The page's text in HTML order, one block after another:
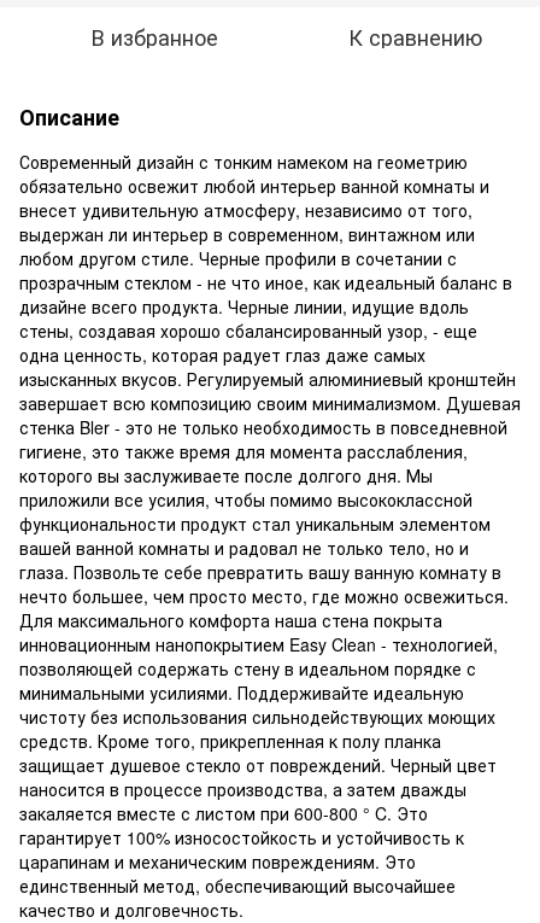
В избранное К сравнению
Описание
Современный дизайн с тонким намеком на геометрию
обязательно освежит любой интерьер ванной комнаты и
внесет удивительную атмосферу, независимо от того,
выдержан ли интерьер в современном, винтажном или
любом другом стиле. Черные профили в сочетании с
прозрачным стеклом - не что иное, как идеальный баланс в
дизайне всего продукта. Черные линии, идущие вдоль
стены, создавая хорошо сбалансированный узор, - еще
одна ценность, которая радует глаз даже самых
изысканных вкусов. Регулируемый алюминиевый кронштейн
завершает всю композицию своим минимализмом. Душевая
стенка Bler - это не только необходимость в повседневной
гигиене, это также время для момента расслабления,
которого вы заслуживаете после долгого дня. Мы
приложили все усилия, чтобы помимо высококлассной
функциональности продукт стал уникальным элементом
вашей ванной комнаты и радовал не только тело, но и
глаза. Позвольте себе превратить вашу ванную комнату в
нечто большее, чем просто место, где можно освежиться.
Для максимального комфорта наша стена покрыта
инновационным нанопокрытием Easy Clean - технологией,
позволяющей содержать стену в идеальном порядке с
минимальными усилиями. Поддерживайте идеальную
чистоту без использования сильнодействующих моющих
средств. Кроме того, прикрепленная к полу планка
защищает душевое стекло от повреждений. Черный цвет
наносится в процессе производства, а затем дважды
закаляется вместе с листом при 600-800 ° C. Это
гарантирует 100% износостойкость и устойчивость к
царапинам и механическим повреждениям. Это
единственный метод, обеспечивающий высочайшее
качество и долговечность.